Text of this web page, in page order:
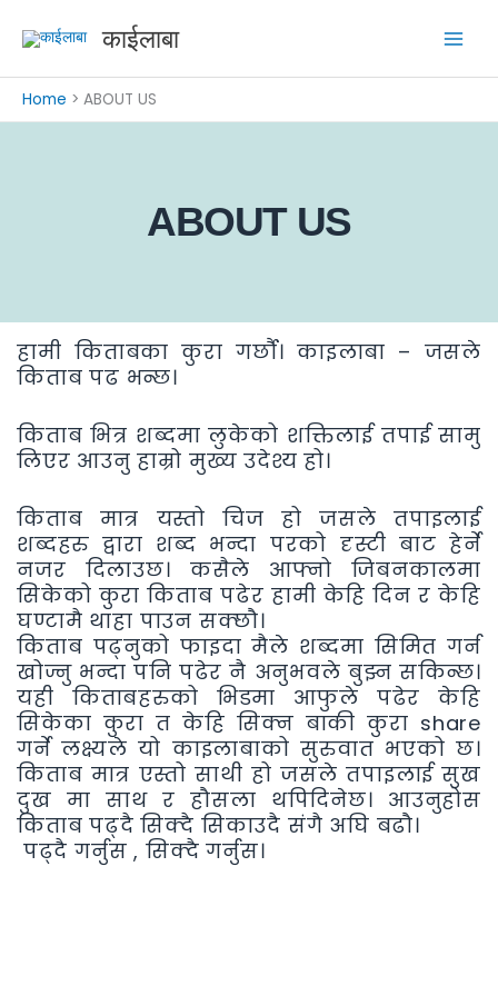
काईलाबा
Home ABOUT US
ABOUT US
हामी किताबका कुरा गर्छौ। काइलाबा – जसले
किताब पढ भन्छ।
किताब भित्र शब्दमा लुकेको शक्तिलाई तपाई सामु
लिएर आउनु हाम्रो मुख्य उदेश्य हो।
किताब मात्र यस्तो चिज हो जसले तपाइलाई
शब्दहरु द्वारा शब्द भन्दा परको दृस्टी बाट हेर्ने
नजर दिलाउछ। कसैले आफ्नो जिबनकालमा
सिकेको कुरा किताब पढेर हामी केहि दिन र केहि
घण्टामै थाहा पाउन सक्छौ।
किताब पढ्नुको फाइदा मैले शब्दमा सिमित गर्न
खोज्नु भन्दा पनि पढेर नै अनुभवले बुझ्न सकिन्छ।
यही किताबहरुको भिडमा आफुले पढेर केहि
सिकेका कुरा त केहि सिक्न बाकी कुरा share
गर्ने लक्ष्यले यो काइलाबाको सुरुवात भएको छ।
किताब मात्र एस्तो साथी हो जसले तपाइलाई सुख
दुख मा साथ र हौसला थपिदिनेछ। आउनुहोस
किताब पढ्दै सिक्दै सिकाउदै संगै अघि बढौ।
पढ्दै गर्नुस , सिक्दै गर्नुस।